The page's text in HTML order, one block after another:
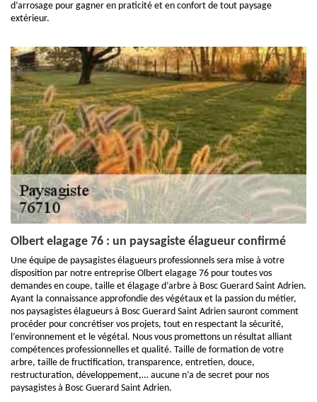
d’arrosage pour gagner en praticité et en confort de tout paysage
extérieur.
Olbert elagage 76 : un paysagiste élagueur confirmé
Une équipe de paysagistes élagueurs professionnels sera mise à votre
disposition par notre entreprise Olbert elagage 76 pour toutes vos
demandes en coupe, taille et élagage d’arbre à Bosc Guerard Saint Adrien.
Ayant la connaissance approfondie des végétaux et la passion du métier,
nos paysagistes élagueurs à Bosc Guerard Saint Adrien sauront comment
procéder pour concrétiser vos projets, tout en respectant la sécurité,
l’environnement et le végétal. Nous vous promettons un résultat alliant
compétences professionnelles et qualité. Taille de formation de votre
arbre, taille de fructification, transparence, entretien, douce,
restructuration, développement,… aucune n’a de secret pour nos
paysagistes à Bosc Guerard Saint Adrien.